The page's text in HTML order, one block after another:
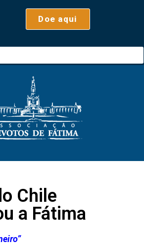
Doe aqui
Chile
a Fátima